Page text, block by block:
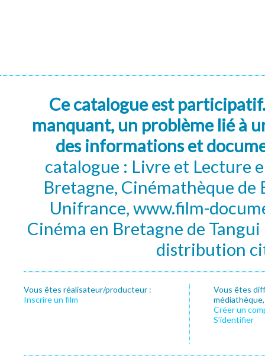
Ce catalogue est
manquant, un problème lié à
des informations et
catalogue : Livre et Lecture
Bretagne, Cinémathèque de
Unifrance, www.film-
Cinéma en Bretagne de
distribution
Vous êtes réalisateur/producteur :
Inscrire un film
Vous êtes
Créer un
S’identifier